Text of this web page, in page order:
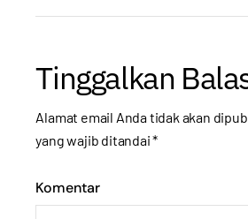
Tinggalkan
Alamat email Anda tidak akan
yang wajib ditandai*
Komentar